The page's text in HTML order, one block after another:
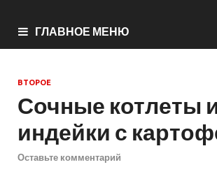
ГЛАВНОЕ МЕНЮ
ВТОРОЕ
Сочные котлеты
индейки с
Оставьте комментарий